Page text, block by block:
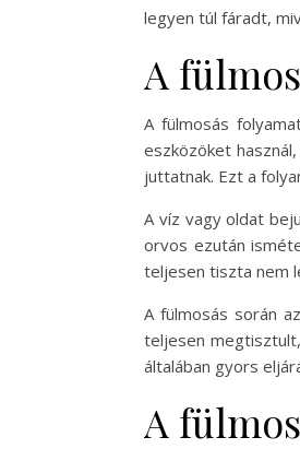
legyen túl fáradt,
A
A fülmosás
eszközöket
juttatnak. Ezt a
A víz vagy oldat
orvos ezután
teljesen tiszta nem
A fülmosás során
teljesen
általában gyors
A